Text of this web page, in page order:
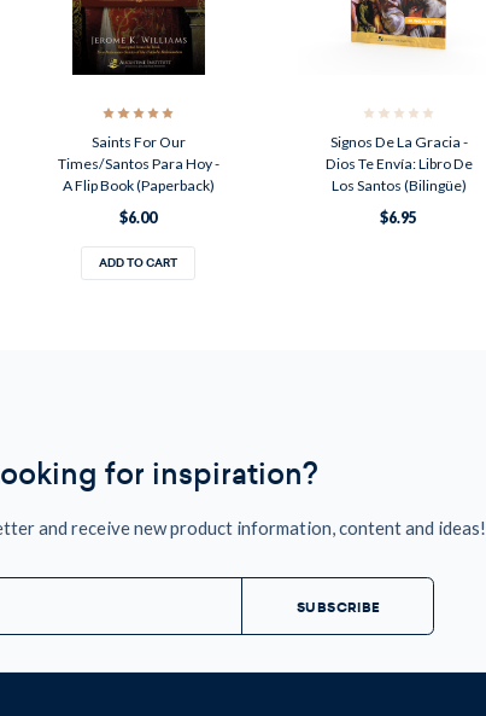
Saints For Our
Times/Santos Para Hoy -
A Flip Book (Paperback)
$6.00
ADD TO CART
Signos De La Gracia -
Dios Te Envía: Libro De
Los Santos (Bilingüe)
$6.95
for inspiration?
and receive new product information, content and ideas!